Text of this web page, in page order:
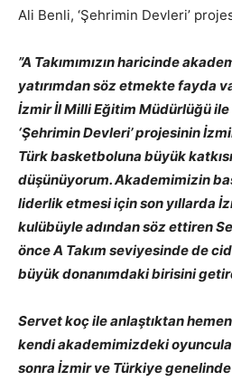
Ali Benli, ‘Şehrimin Devleri’
”A Takımımızın haricinde
yatırımdan söz etmekte fayda
İzmir İl Milli Eğitim Müdürlüğü ile
‘Şehrimin Devleri’ projesinin
Türk basketboluna büyük katkısı
düşünüyorum. Akademimizin
liderlik etmesi için son yıllarda
kulübüyle adından söz ettiren
önce A Takım seviyesinde de
büyük donanımdaki birisini
Servet koç ile anlaştıktan
kendi akademimizdeki
sonra İzmir ve Türkiye genelinde